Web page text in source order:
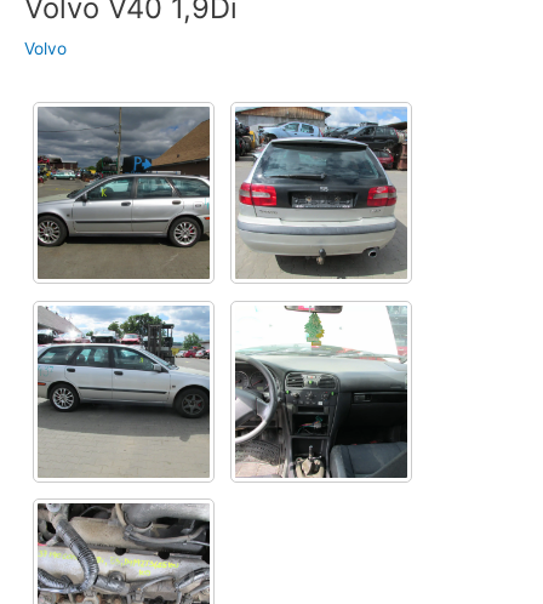
Volvo V40 1,9Di
Volvo